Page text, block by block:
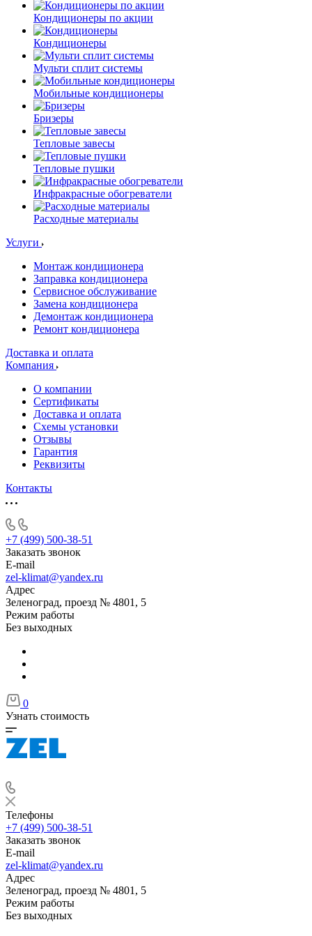
Кондиционеры по акции
Кондиционеры
Мульти сплит системы
Мобильные кондиционеры
Бризеры
Тепловые завесы
Тепловые пушки
Инфракрасные обогреватели
Расходные материалы
Услуги
Монтаж кондиционера
Заправка кондиционера
Сервисное обслуживание
Замена кондиционера
Демонтаж кондиционера
Ремонт кондиционера
Доставка и оплата
Компания
О компании
Сертификаты
Доставка и оплата
Схемы установки
Отзывы
Гарантия
Реквизиты
Контакты
+7 (499) 500-38-51
Заказать звонок
E-mail
zel-klimat@yandex.ru
Адрес
Зеленоград, проезд № 4801, 5
Режим работы
Без выходных
0
Узнать стоимость
Телефоны
+7 (499) 500-38-51
Заказать звонок
E-mail
zel-klimat@yandex.ru
Адрес
Зеленоград, проезд № 4801, 5
Режим работы
Без выходных